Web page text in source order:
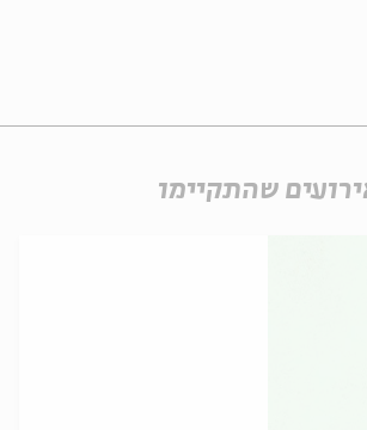
שהתקיימו